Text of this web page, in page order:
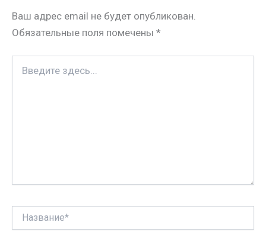
i
k
i
t
в
и
т
Ваш адрес email не будет опубликован.
Обязательные поля помечены *
здесь...